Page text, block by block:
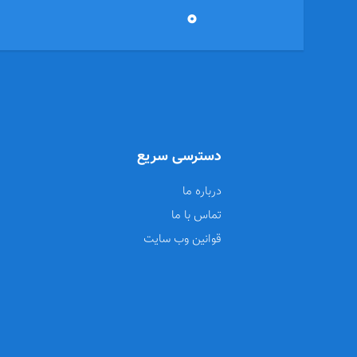
0
دسترسی سریع
درباره ما
تماس با ما
قوانین وب سایت